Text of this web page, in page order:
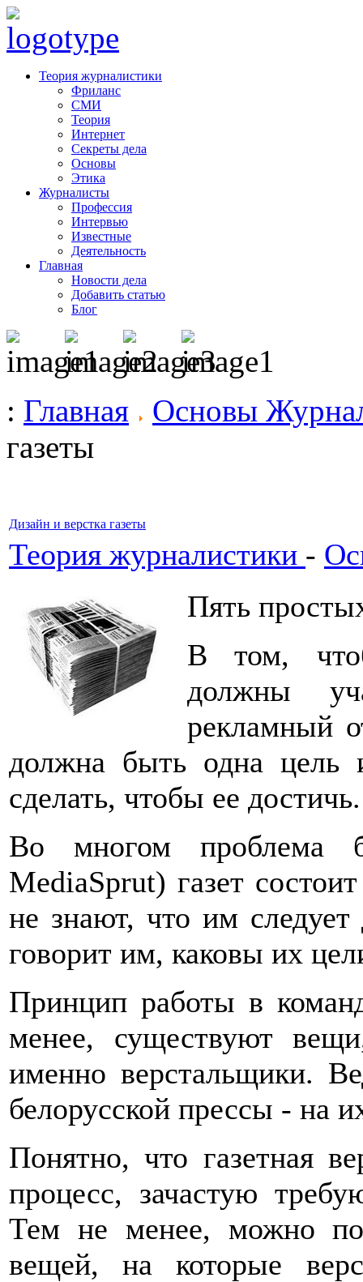
Теория журналистики
Фриланс
СМИ
Теория
Интернет
Секреты дела
Основы
Этика
Журналисты
Профессия
Интервью
Известные
Деятельность
Главная
Новости дела
Добавить статью
Блог
: Главная
Основы
газеты
Дизайн и верстка газеты
Теория журналистики -
Пять
В том,
должны
рекламный
должна быть одна цель
сделать, чтобы ее достичь.
Во многом проблема
MediaSprut) газет
не знают, что им следует
говорит им, каковы их
Принцип работы в
менее, существуют
именно верстальщики.
белорусской прессы - на
Понятно, что газетная
процесс, зачастую
Тем не менее, можно
вещей, на которые